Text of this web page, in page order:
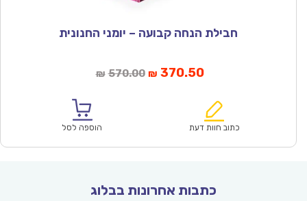
חבילת הנחה קבועה – יומני החנונית
₪ 570.00המחיר
₪570.00.
₪ 370.50המחיר
הוא:
כתוב חוות דעת הוספה לסל
כתבות אחרונות בבלוג